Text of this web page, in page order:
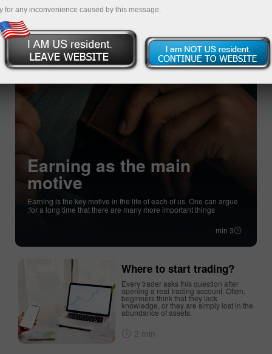
Earning as the main
motive
Earning is the key motive in the life of each of us. One can argue
for a long time that there are many more important things:
3 min
Where to start trading?
Every trader asks this question after
opening a real trading account. Often,
beginners think that they lack
knowledge, or they are simply lost in the
abundance of assets.
2 min
for any inconvenience caused by this message.